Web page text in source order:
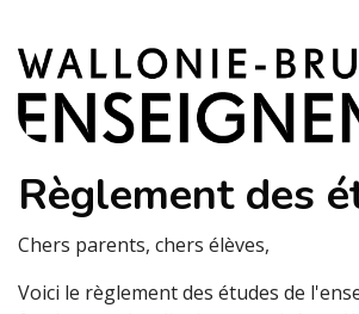
Règlement des
Chers parents, chers élèves,
Voici le règlement des études de